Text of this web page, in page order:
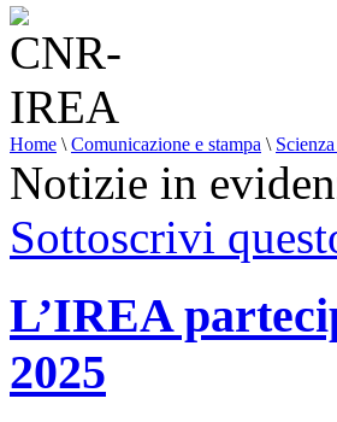
Home \ Comunicazione e stampa \
Notizie in
Sottoscrivi
L’IREA
2025